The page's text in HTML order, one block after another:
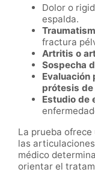
Dolor o
espalda.
fractura
Artritis o
Sospecha
prótesis
Estudio de
La prueba
las
médico
orientar el